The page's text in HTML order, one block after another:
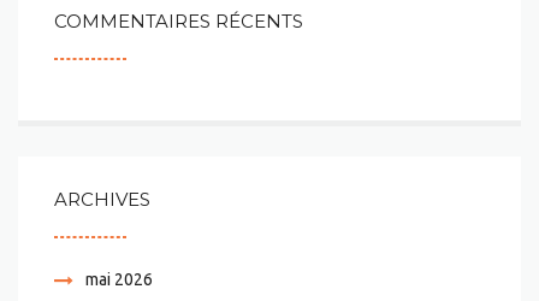
COMMENTAIRES RÉCENTS
ARCHIVES
mai 2026